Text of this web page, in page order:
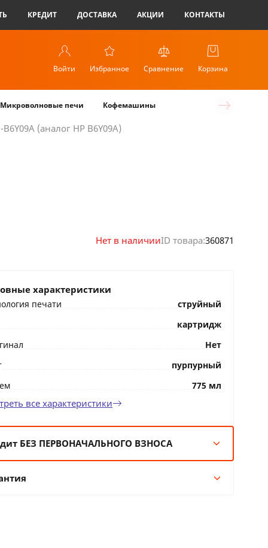
КРЕДИТ ДОСТАВКА АКЦИИ КОНТАКТЫ
Войти Избранное Сравнение Корзина
Микроволновые печи Кофемашины
(аналог HP B6Y09A)
Нет в наличииID товара:360871
характеристики
печати
струйный
картридж
Нет
пурпурный
775 мл
все характеристики
БЕЗ ПЕРВОНАЧАЛЬНОГО ВЗНОСА
8 BYN/мес